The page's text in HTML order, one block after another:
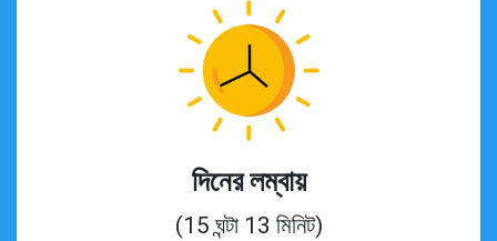
দিনের লম্বায়
(15 ঘন্টা 13 মিনিট)